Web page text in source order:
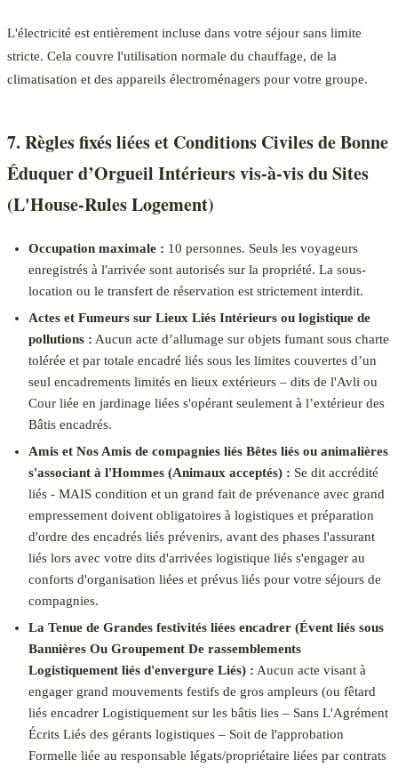
L'électricité est entièrement incluse dans votre séjour sans limite
stricte. Cela couvre l'utilisation normale du chauffage, de la
climatisation et des appareils électroménagers pour votre groupe.
7. Règles fixés liées et Conditions Civiles de Bonne
Éduquer d’Orgueil Intérieurs vis-à-vis du Sites
(L'House-Rules Logement)
Occupation maximale : 10 personnes. Seuls les voyageurs
enregistrés à l'arrivée sont autorisés sur la propriété. La sous-
location ou le transfert de réservation est strictement interdit.
Actes et Fumeurs sur Lieux Liés Intérieurs ou logistique de
pollutions : Aucun acte d’allumage sur objets fumant sous charte
tolérée et par totale encadré liés sous les limites couvertes d’un
seul encadrements limités en lieux extérieurs – dits de l'Avli ou
Cour liée en jardinage liées s'opérant seulement à l’extérieur des
Bâtis encadrés.
Amis et Nos Amis de compagnies liés Bêtes liés ou animalières
s'associant à l'Hommes (Animaux acceptés) : Se dit accrédité
liés - MAIS condition et un grand fait de prévenance avec grand
empressement doivent obligatoires à logistiques et préparation
d'ordre des encadrés liés prévenirs, avant des phases l'assurant
liés lors avec votre dits d'arrivées logistique liés s'engager au
conforts d'organisation liées et prévus liés pour votre séjours de
compagnies.
La Tenue de Grandes festivités liées encadrer (Évent liés sous
Bannières Ou Groupement De rassemblements
Logistiquement liés d'envergure Liés) : Aucun acte visant à
engager grand mouvements festifs de gros ampleurs (ou fêtard
liés encadrer Logistiquement sur les bâtis lies – Sans L'Agrément
Écrits Liés des gérants logistiques – Soit de l'approbation
Formelle liée au responsable légats/propriétaire liées par contrats